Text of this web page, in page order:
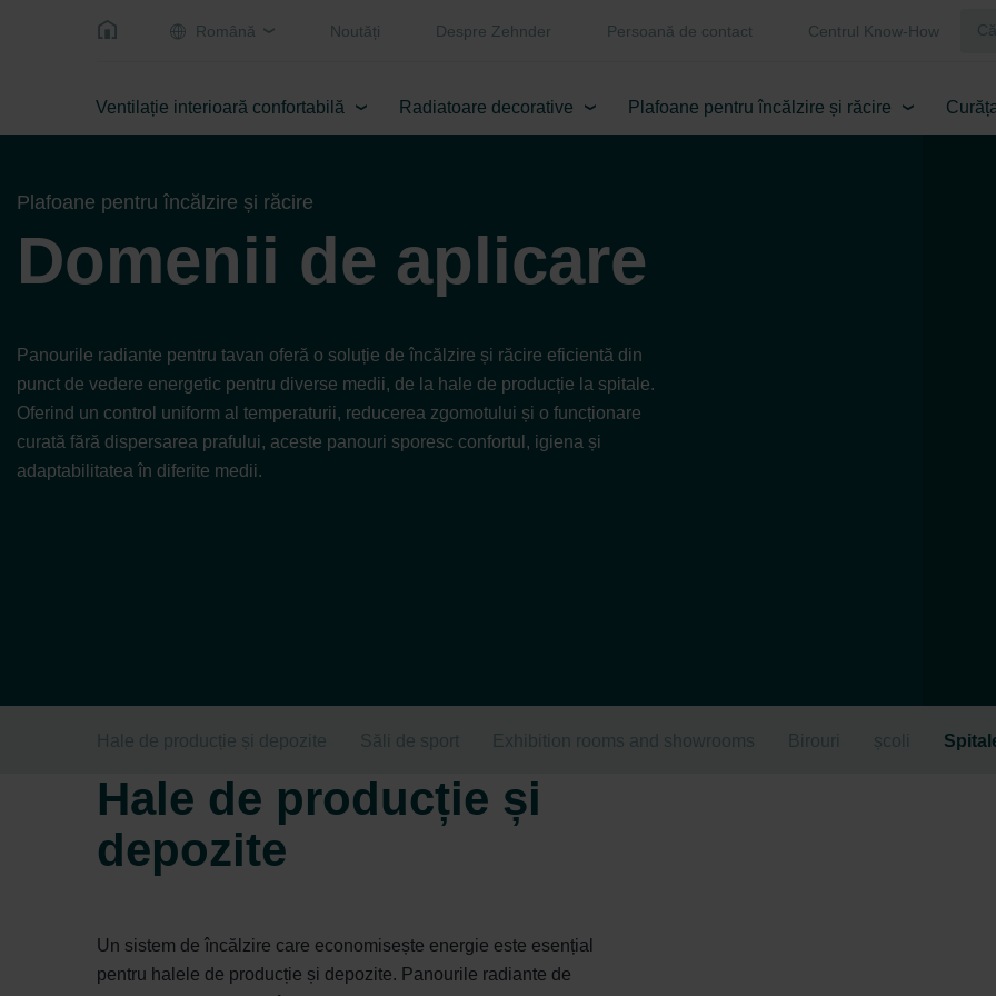
Română Noutăți Despre Zehnder Persoană de contact Centrul Know-How
Ventilație interioară confortabilă Radiatoare decorative Plafoane pentru încălzire și răcire
Plafoane pentru încălzire și răcire
Domenii de aplicare
Panourile radiante pentru tavan oferă o soluție de încălzire și răcire eficientă din
punct de vedere energetic pentru diverse medii, de la hale de producție la spitale.
Oferind un control uniform al temperaturii, reducerea zgomotului și o funcționare
curată fără dispersarea prafului, aceste panouri sporesc confortul, igiena și
adaptabilitatea în diferite medii.
Hale de producție și depozite Săli de sport Exhibition rooms and showrooms Birouri școli
Hale de producție și
depozite
Un sistem de încălzire care economisește energie este esențial
pentru halele de producție și depozite. Panourile radiante de